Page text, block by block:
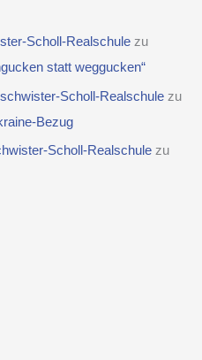
Scholl-Realschule zu
statt weggucken“
Scholl-Realschule zu
Bezug
Scholl-Realschule zu